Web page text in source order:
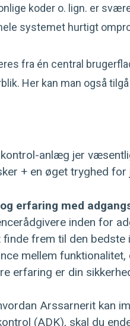
koder o. lign. er
systemet hurtigt
fra én central
Her kan man også
anlæg jer
+ en øget tryghed for
erfaring med
inden for
frem til den bedste
mellem
erfaring er din
Arssarnerit kan
(ADK), skal du